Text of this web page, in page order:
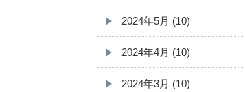
2024年5月 (10)
2024年4月 (10)
2024年3月 (10)